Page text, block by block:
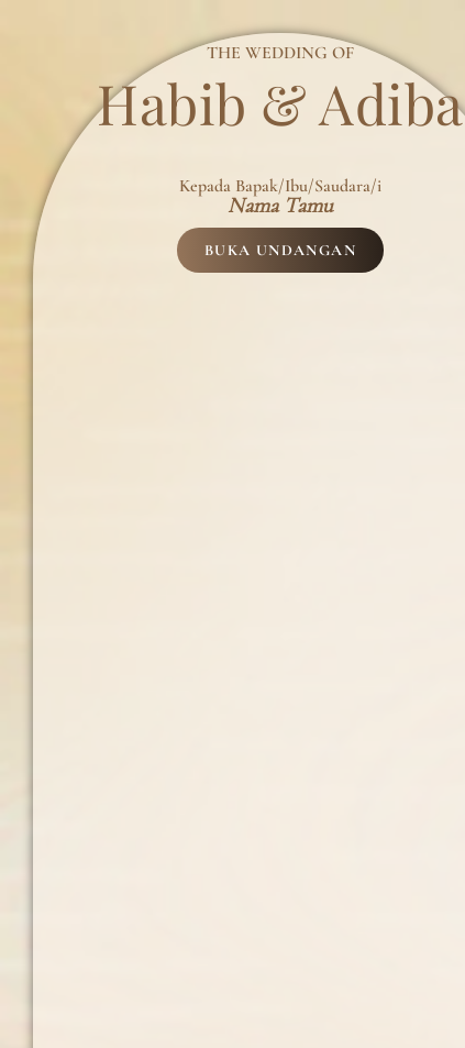
THE WEDDING OF
Habib & Adiba
Kepada Bapak/Ibu/Saudara/i
Nama Tamu
BUKA UNDANGAN